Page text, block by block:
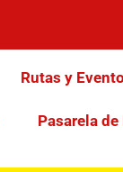
Rutas y
Pasarela de